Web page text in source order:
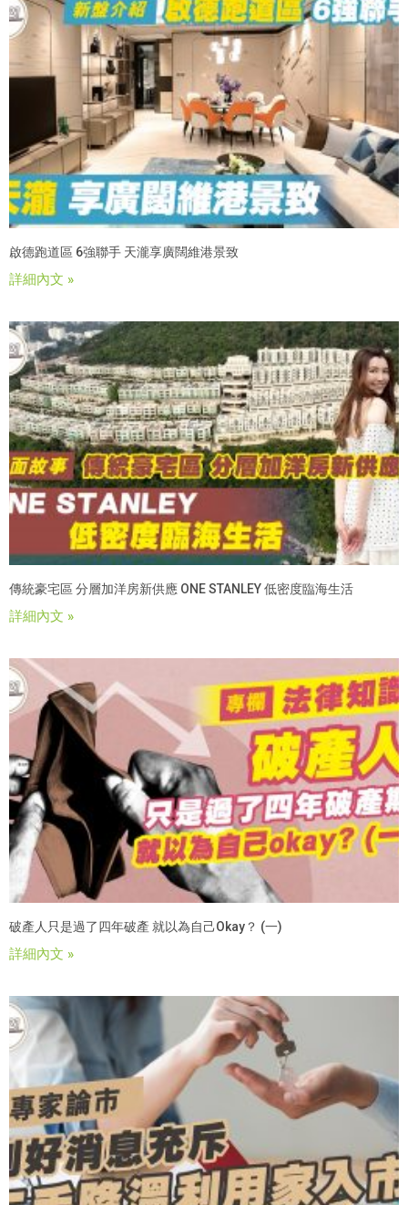
啟德跑道區 6強聯手 天瀧享廣闊維港景致
詳細內文 »
傳統豪宅區 分層加洋房新供應 ONE STANLEY 低密度臨海生活
詳細內文 »
破產人只是過了四年破產 就以為自己okay？ (一)
詳細內文 »